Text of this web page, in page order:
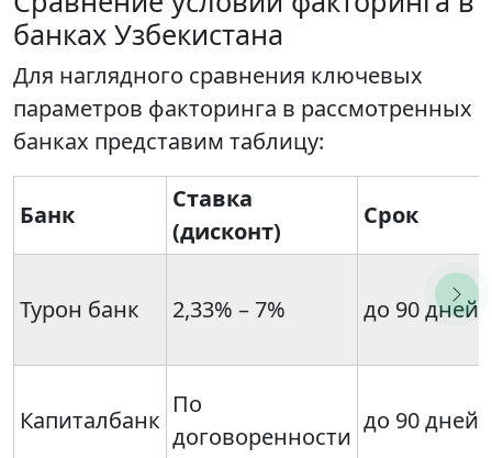
банках Узбекистана
Для наглядного сравнения ключевых
параметров факторинга в рассмотренных
банках представим таблицу:
Банк
Ставка
(дисконт)
Срок
Турон банк 2,33% – 7% до 90 дней
Капиталбанк
По
договоренности
до 90 дней